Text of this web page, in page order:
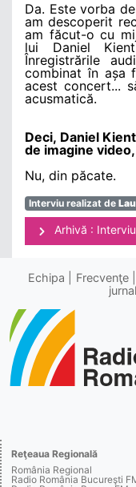
Da. Este vorba
am descoperit
am făcut-o cu
lui Daniel
Înregistrările
combinat în așa
acest concert...
acusmatică.
Deci, Daniel
de imagine
Nu, din păcate.
Interviu realizat de
Arhivă :
Echipa Frecvenţe
Reţeaua Regională
România Regional
Radio România Bucureşti